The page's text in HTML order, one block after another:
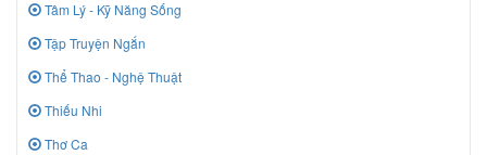
Tâm Lý - Kỹ Năng Sống
Tập Truyện Ngắn
Thể Thao - Nghệ Thuật
Thiếu Nhi
Thơ Ca